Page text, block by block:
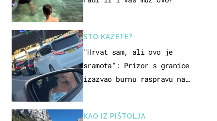
ŠTO KAŽETE?
"Hrvat sam, ali ovo je
sramota": Prizor s granice
izazvao burnu raspravu na
KAO IZ PIŠTOLJA